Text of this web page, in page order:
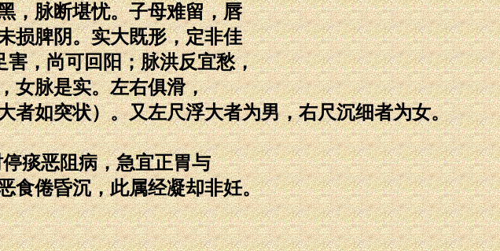
，脉断堪忧。子母难留，唇
损脾阴。实大既形，定非佳
，尚可回阳；脉洪反宜愁，
女脉是实。左右俱滑，
者如突状）。又左尺浮大者为男，右尺沉细者为女。
痰恶阻病，急宜正胃与
食倦昏沉，此属经凝却非妊。